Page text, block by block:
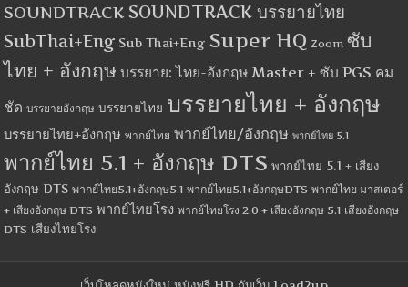
SOUNDTRACK SOUNDTRACK บรรยายไทย
SubThai+Eng Sub Thai+Eng Super HQ Zoom ซับ
ไทย + อังกฤษ บรรยาย: ไทย-อังกฤษ Master + ซับ PGS คม
ชัด บรรยายอังกฤษ บรรยายไทย บรรยายไทย + อังกฤษ
บรรยายไทย+อังกฤษ พากย์ไทย พากย์ไทย/อังกฤษ พากย์ไทย 5.1
พากย์ไทย 5.1 + อังกฤษ DTS พากย์ไทย 5.1 + เสียง
อังกฤษ DTS พากย์ไทย5.1+อังกฤษ5.1 พากย์ไทย5.1+อังกฤษDTS พากย์ไทย มาสเตอร์
+ เสียงอังกฤษ DTS พากย์ไทยโรง พากย์ไทยโรง 2.0 + เสียงอังกฤษ 5.1 เสียงอังกฤษ
DTS เสียงไทยโรง